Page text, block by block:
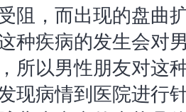
阻，而出现的盘曲
种疾病的发生会对
所以男性朋友对这
现病情到医院进行